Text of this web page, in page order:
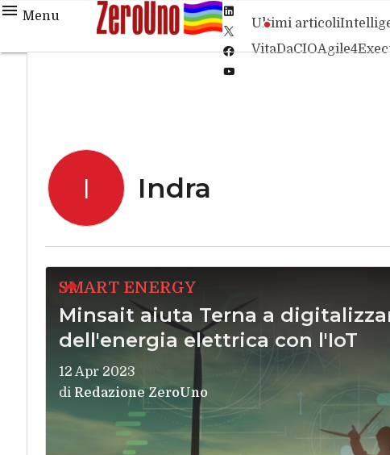
Menu
Twitter
Facebook
Ultimi articoli
VitaDaCIO
I Indra
SMART ENERGY
Minsait aiuta Terna a
dell'energia elettrica con l'IoT
12 Apr 2023
di Redazione ZeroUno